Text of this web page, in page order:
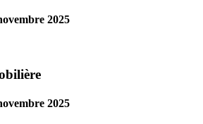
2025
2025